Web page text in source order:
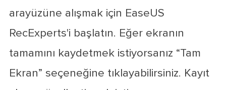
arayüzüne alışmak için EaseUS
RecExperts'i başlatın. Eğer ekranın
tamamını kaydetmek istiyorsanız “Tam
Ekran” seçeneğine tıklayabilirsiniz. Kayıt